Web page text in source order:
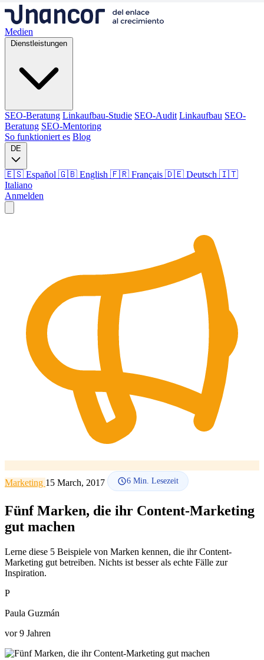
Medien
Dienstleistungen
SEO-Beratung Linkaufbau-Studie SEO-Audit Linkaufbau SEO-
Beratung SEO-Mentoring
So funktioniert es Blog
DE
🇪🇸 Español 🇬🇧 English 🇫🇷 Français 🇩🇪 Deutsch 🇮🇹
Italiano
Anmelden
SEO-Beratung Linkaufbau-Studie Linkaufbau
SEO-
Beratung
SEO-Mentoring
So funktioniert es
Sprache
🇪🇸 ES
🇬🇧 EN 🇫🇷 FR 🇩🇪 DE
Marketing 15 March, 2017 6 Min. Lesezeit
Fünf Marken, die ihr Content-Marketing
gut machen
Lerne diese 5 Beispiele von Marken kennen, die ihr Content-
Marketing gut betreiben. Nichts ist besser als echte Fälle zur
Inspiration.
P
Paula Guzmán
vor 9 Jahren